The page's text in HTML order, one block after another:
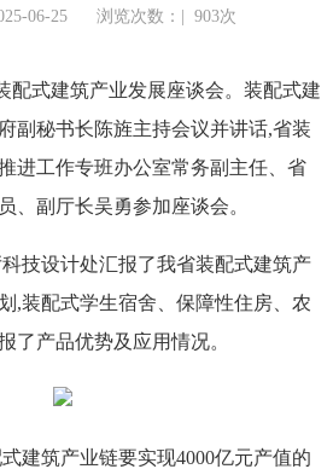
06-25 浏览次数：| 903次
式建筑产业发展座谈会。装配式建
副秘书长陈旌主持会议并讲话,省装
进工作专班办公室常务副主任、省
、副厅长吴勇参加座谈会。
技设计处汇报了我省装配式建筑产
,装配式学生宿舍、保障性住房、农
了产品优势及应用情况。
筑产业链要实现4000亿元产值的